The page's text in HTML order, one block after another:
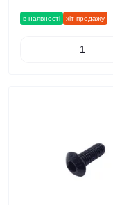
в наявності хіт продажу